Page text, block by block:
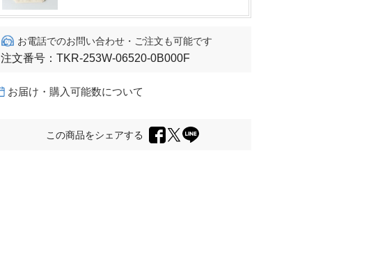
お電話でのお問い合わせ・ご注文も可能です
注文番号： TKR-253W-06520-0B000F
お届け・購入可能数について
この商品をシェアする